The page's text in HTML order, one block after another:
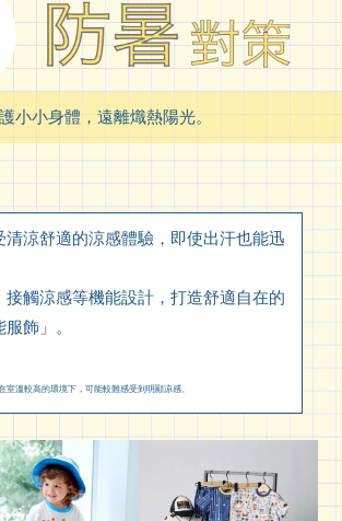
小小身體，遠離熾熱陽光。
清涼舒適的涼感體驗，即使出汗也能迅
接觸涼感等機能設計，打造舒適自在的
服飾」。
溫較高的環境下，可能較難感受到明顯凉感。